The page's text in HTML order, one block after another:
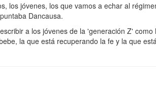
los jóvenes, los que vamos a echar al
Dancausa.
a los jóvenes de la 'generación Z'
la que está recuperando la fe y la que